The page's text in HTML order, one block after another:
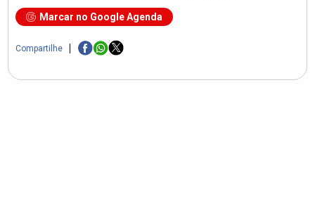
Marcar no Google Agenda
Compartilhe